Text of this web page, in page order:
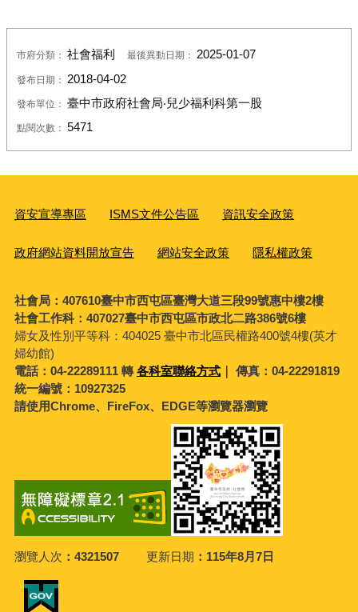
市府分類： 社會福利 最後異動日期： 2025-01-07
發布日期： 2018-04-02
發布單位： 臺中市政府社會局‧兒少福利科第一股
點閱次數： 5471
資安宣導專區 ISMS文件公告區 資訊安全政策
政府網站資料開放宣告 網站安全政策 隱私權政策
社會局：407610臺中市西屯區臺灣大道三段99號惠中樓2樓
社會工作科：407027臺中市西屯區市政北二路386號6樓
婦女及性別平等科： 404025 臺中市北區民權路400號4樓(英才
婦幼館)
電話：04-22289111 轉各科室聯絡方式｜ 傳真：04-22291819
統一編號：10927325
請使用Chrome、FireFox、EDGE等瀏覽器瀏覽
瀏覽人次 4321507 更新日期 115年8月7日